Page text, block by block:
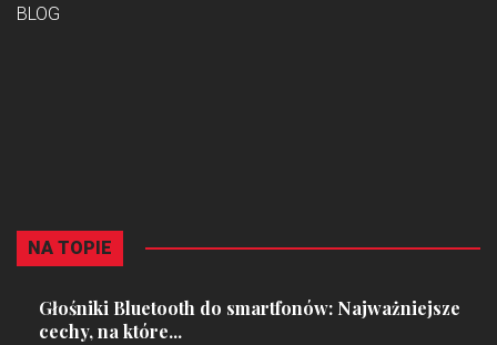
BLOG
NA TOPIE
Głośniki Bluetooth do smartfonów: Najważniejsze
cechy, na które...